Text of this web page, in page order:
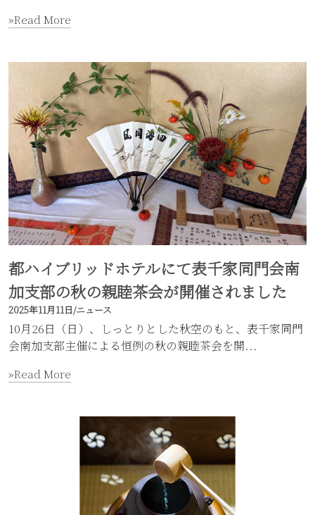
»Read More
都ハイブリッドホテルにて表千家同門会南
加支部の秋の親睦茶会が開催されました
2025年11月11日/ニュース
10月26日（日）、しっとりとした秋空のもと、表千家同門
会南加支部主催による恒例の秋の親睦茶会を開...
»Read More